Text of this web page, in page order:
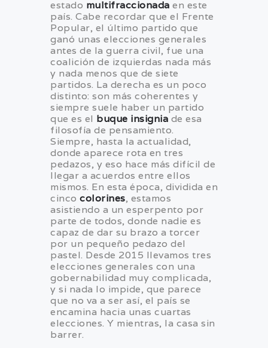
estado multifraccionada en este
país. Cabe recordar que el Frente
Popular, el último partido que
ganó unas elecciones generales
antes de la guerra civil, fue una
coalición de izquierdas nada más
y nada menos que de siete
partidos. La derecha es un poco
distinto: son más coherentes y
siempre suele haber un partido
que es el buque insignia de esa
filosofía de pensamiento.
Siempre, hasta la actualidad,
donde aparece rota en tres
pedazos, y eso hace más difícil de
llegar a acuerdos entre ellos
mismos. En esta época, dividida en
cinco colorines, estamos
asistiendo a un esperpento por
parte de todos, donde nadie es
capaz de dar su brazo a torcer
por un pequeño pedazo del
pastel. Desde 2015 llevamos tres
elecciones generales con una
gobernabilidad muy complicada,
y si nada lo impide, que parece
que no va a ser así, el país se
encamina hacia unas cuartas
elecciones. Y mientras, la casa sin
barrer.